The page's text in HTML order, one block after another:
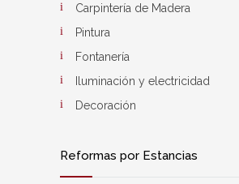
Carpintería de Madera
Pintura
Fontanería
Iluminación y electricidad
Decoración
Reformas por Estancias